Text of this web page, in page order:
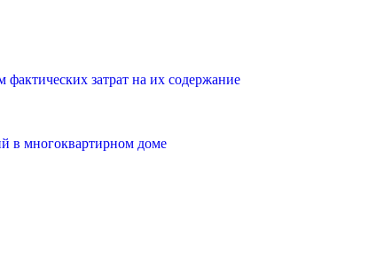
затрат на их содержание
в многоквартирном доме